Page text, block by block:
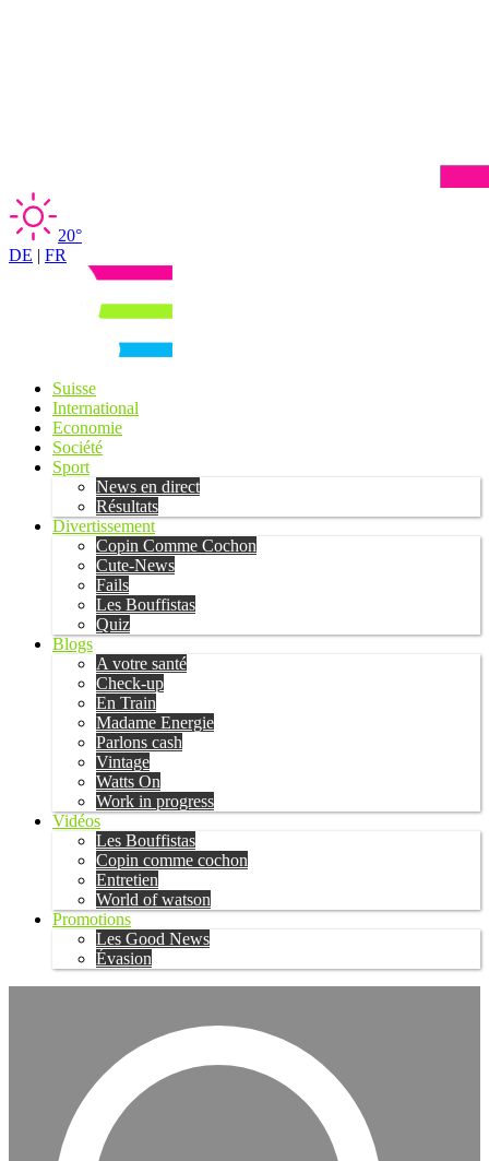
20°
DE | FR
Suisse
International
Economie
Société
Sport
News en direct
Résultats
Divertissement
Copin Comme Cochon
Cute-News
Fails
Les Bouffistas
Quiz
Blogs
A votre santé
Check-up
En Train
Madame Energie
Parlons cash
Vintage
Watts On
Work in progress
Vidéos
Les Bouffistas
Copin comme cochon
Entretien
World of watson
Promotions
Les Good News
Évasion